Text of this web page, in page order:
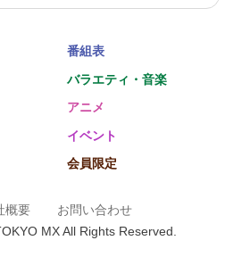
番組表
バラエティ・音楽
アニメ
イベント
会員限定
概要
お問い合わせ
MX All Rights Reserved.